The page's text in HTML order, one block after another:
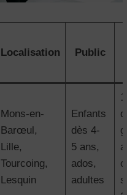
Localisation Public
Mons-en-
Barœul,
Lille,
Tourcoing,
Lesquin
Enfants
dès 4-
5 ans,
ados,
adultes